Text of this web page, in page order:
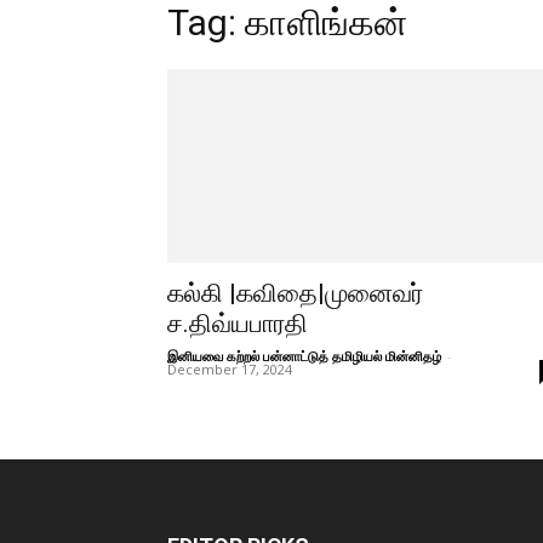
Tag: காளிங்கன்
கல்கி |கவிதை|முனைவர்
ச.திவ்யபாரதி
இனியவை கற்றல் பன்னாட்டுத் தமிழியல் மின்னிதழ் -
December 17, 2024